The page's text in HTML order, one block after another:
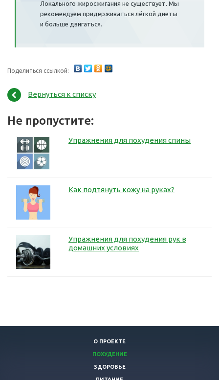
Локального жиросжигания не существует. Мы
рекомендуем придерживаться лёгкой диеты
и больше двигаться.
Поделиться ссылкой:
Вернуться к списку
Не пропустите:
Упражнения для похудения спины
Как подтянуть кожу на руках?
Упражнения для похудения рук в
домашних условиях
О ПРОЕКТЕ
ПОХУДЕНИЕ
ЗДОРОВЬЕ